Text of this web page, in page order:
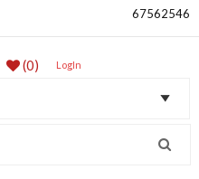
67562546
(0) LogIn